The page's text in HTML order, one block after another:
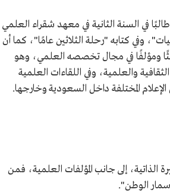
في السنة الثانية في معهد شقراء العلمي
وفي كتابه "رحلة الثلاثين عامًا"، كما أن
ومؤلفًا في مجال تخصصه العلمي، وهو
والعلمية، وفي اللقاءات العلمية
الإعلام المختلفة داخل السعودية وخارجها.
الذاتية، إلى جانب المؤلفات العلمية، فمن
الوطن".